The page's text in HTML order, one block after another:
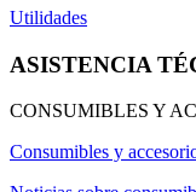
Utilidades
ASISTENCIA
CONSUMIBLES Y
Consumibles y